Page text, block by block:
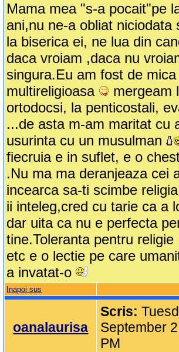
Mama mea "s-a pocait"pe
ani,nu ne-a obliat niciodata
la biserica ei, ne lua din
daca vroiam ,daca nu
singura.Eu am fost de mica
multireligioasa
mergeam
ortodocsi, la penticostali,
...de asta m-am maritat cu
usurinta cu un musulman
fiecruia e in suflet, e o
.Nu ma ma deranjeaza cei
incearca sa-ti scimbe
ii inteleg,cred cu tarie ca a
dar uita ca nu e perfecta
tine.Toleranta pentru
etc e o lectie pe care
a invatat-o
Inapoi sus
oanalaurisa
Scris:
September
PM